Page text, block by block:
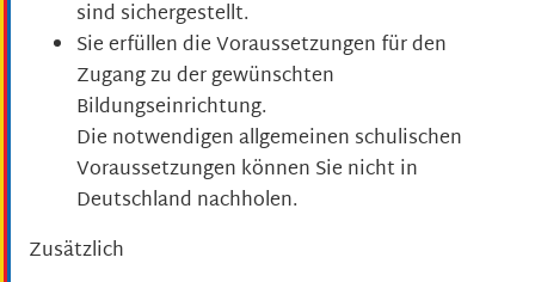
sind sichergestellt.
Sie erfüllen die Voraussetzungen für den
Zugang zu der gewünschten
Bildungseinrichtung.
Die notwendigen allgemeinen schulischen
Voraussetzungen können Sie nicht in
Deutschland nachholen.
Zusätzlich